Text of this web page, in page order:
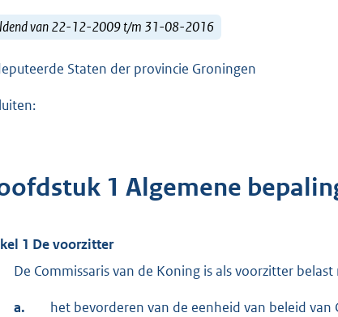
van 22-12-2009 t/m 31-08-2016
Staten der provincie Groningen
1 Algemene
1 De voorzitter
De Commissaris van de Koning is als voorzitter belast
a. het bevorderen van de eenheid van beleid van